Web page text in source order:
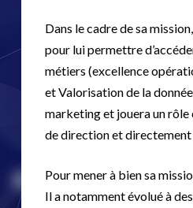
Dans le cadre de sa
pour lui permettre
métiers (excellence
et Valorisation de la
marketing et jouera un rôle
de direction et
Pour mener à bien sa
Il a notamment évolué à